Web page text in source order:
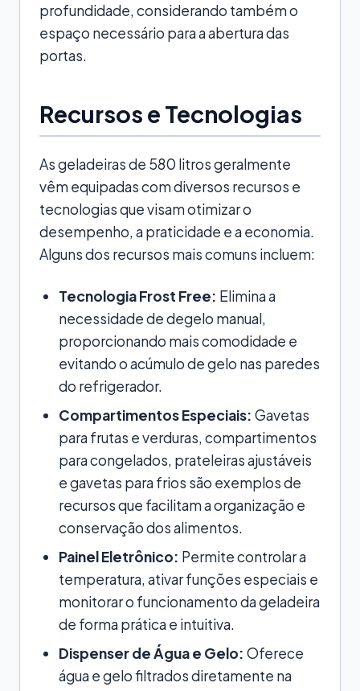
profundidade, considerando também o
espaço necessário para a abertura das
portas.
Recursos e Tecnologias
As geladeiras de 580 litros geralmente
vêm equipadas com diversos recursos e
tecnologias que visam otimizar o
desempenho, a praticidade e a economia.
Alguns dos recursos mais comuns incluem:
Tecnologia Frost Free: Elimina a
necessidade de degelo manual,
proporcionando mais comodidade e
evitando o acúmulo de gelo nas paredes
do refrigerador.
Compartimentos Especiais: Gavetas
para frutas e verduras, compartimentos
para congelados, prateleiras ajustáveis
e gavetas para frios são exemplos de
recursos que facilitam a organização e
conservação dos alimentos.
Painel Eletrônico: Permite controlar a
temperatura, ativar funções especiais e
monitorar o funcionamento da geladeira
de forma prática e intuitiva.
Dispenser de Água e Gelo: Oferece
água e gelo filtrados diretamente na